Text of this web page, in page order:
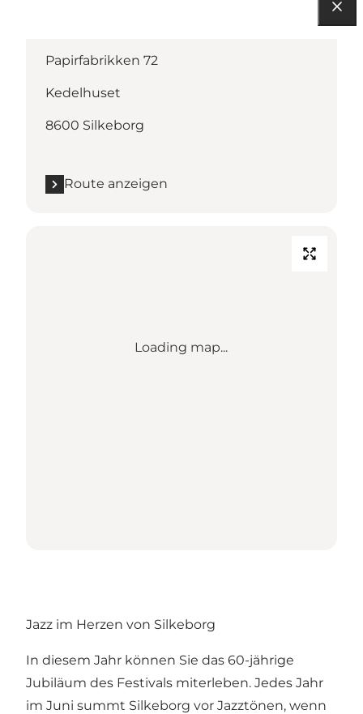
Papirfabrikken 72
Kedelhuset
8600 Silkeborg
Route anzeigen
Loading map...
Jazz im Herzen von Silkeborg
In diesem Jahr können Sie das 60-jährige
Jubiläum des Festivals miterleben. Jedes Jahr
im Juni summt Silkeborg vor Jazztönen, wenn